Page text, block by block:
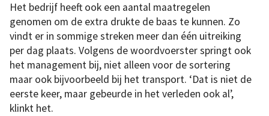
Het bedrijf heeft ook een aantal maatregelen
genomen om de extra drukte de baas te kunnen. Zo
vindt er in sommige streken meer dan één uitreiking
per dag plaats. Volgens de woordvoerster springt ook
het management bij, niet alleen voor de sortering
maar ook bijvoorbeeld bij het transport. ‘Dat is niet de
eerste keer, maar gebeurde in het verleden ook al’,
klinkt het.